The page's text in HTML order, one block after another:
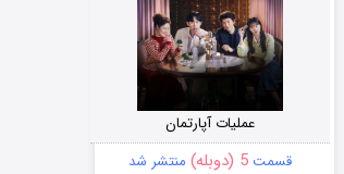
عملیات آپارتمان
قسمت5 (دوبله) منتشر شد